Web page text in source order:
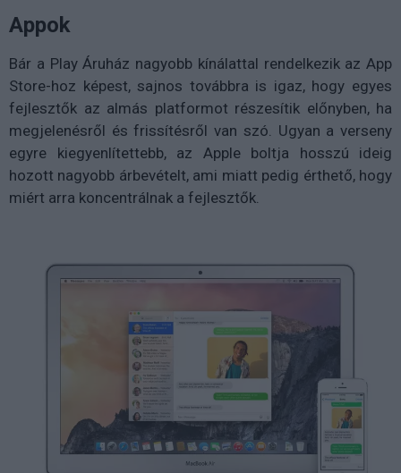
Appok
Bár a Play Áruház nagyobb kínálattal rendelkezik az App
Store-hoz képest, sajnos továbbra is igaz, hogy egyes
fejlesztők az almás platformot részesítik előnyben, ha
megjelenésről és frissítésről van szó. Ugyan a verseny
egyre kiegyenlítettebb, az Apple boltja hosszú ideig
hozott nagyobb árbevételt, ami miatt pedig érthető, hogy
miért arra koncentrálnak a fejlesztők.